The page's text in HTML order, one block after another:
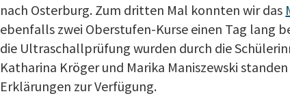
nach Osterburg. Zum dritten Mal konnten wir das
ebenfalls zwei Oberstufen-Kurse einen Tag lang
die Ultraschallprüfung wurden durch die
Katharina Kröger und Marika Maniszewski
Erklärungen zur Verfügung.